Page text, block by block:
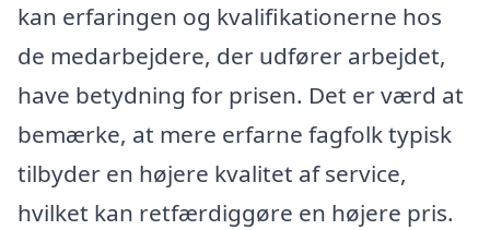
kan erfaringen og kvalifikationerne hos
de medarbejdere, der udfører arbejdet,
have betydning for prisen. Det er værd at
bemærke, at mere erfarne fagfolk typisk
tilbyder en højere kvalitet af service,
hvilket kan retfærdiggøre en højere pris.